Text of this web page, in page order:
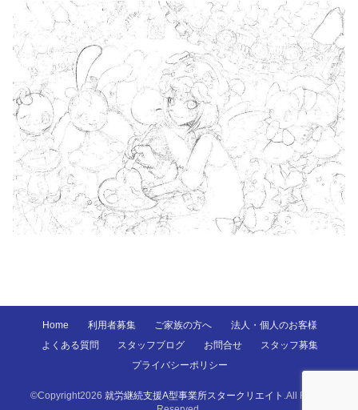
Home 利用者募集 ご家族の方へ
法人・個人のお客様
よくある質問
スタッフブログ お問合せ
スタッフ募集
プライバシーポリシー
©Copyright2026 就労継続支援A型事業所スタークリエイト .All Rights